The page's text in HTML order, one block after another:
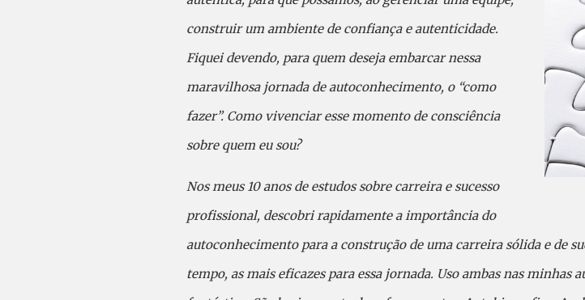
construir um ambiente de confiança e autenticidade.
Fiquei devendo, para quem deseja embarcar nessa
maravilhosa jornada de autoconhecimento, o “como
fazer”. Como vivenciar esse momento de consciência
sobre quem eu sou?
Nos meus 10 anos de estudos sobre carreira e sucesso
profissional, descobri rapidamente a importância do
autoconhecimento para a construção de uma carreira sólida e de
tempo, as mais eficazes para essa jornada. Uso ambas nas minhas